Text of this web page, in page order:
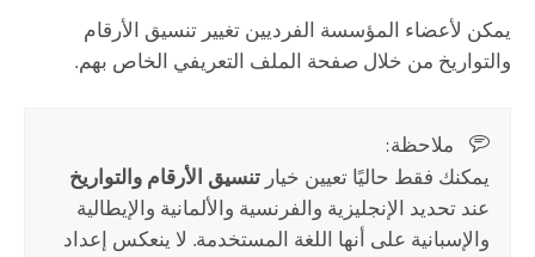
يمكن لأعضاء المؤسسة الفرديين تغيير تنسيق الأرقام
والتواريخ من خلال صفحة الملف التعريفي الخاص بهم.
ملاحظة:‏
يمكنك فقط حاليًا تعيين خيارتنسيق الأرقام والتواريخ
عند تحديد الإنجليزية والفرنسية والألمانية والإيطالية
والإسبانية على أنها اللغة المستخدمة. لا ينعكس إعداد